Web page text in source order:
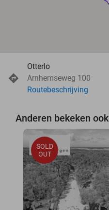
Otterlo
Arnhemseweg 100
Routebeschrijving
Anderen bekeken ook
SOLD
OUT